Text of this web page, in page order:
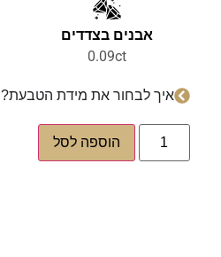
אבנים בצדדים
0.09ct
איך לבחור את מידת הטבעת?
הוספה לסל